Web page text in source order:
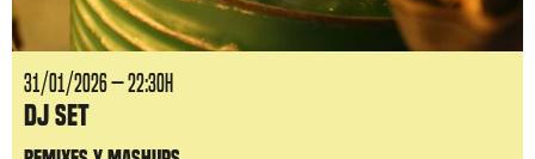
31/01/2026 — 22:30H
DJ Set